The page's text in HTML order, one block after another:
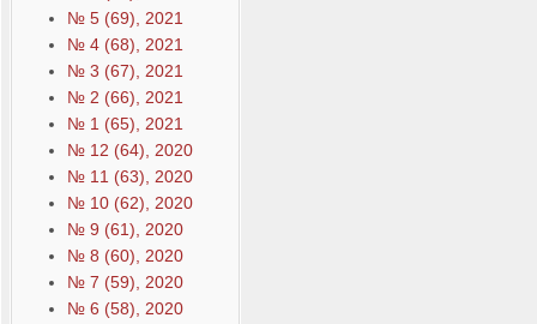
№ 5 (69), 2021
№ 4 (68), 2021
№ 3 (67), 2021
№ 2 (66), 2021
№ 1 (65), 2021
№ 12 (64), 2020
№ 11 (63), 2020
№ 10 (62), 2020
№ 9 (61), 2020
№ 8 (60), 2020
№ 7 (59), 2020
№ 6 (58), 2020